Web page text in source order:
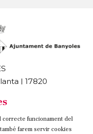
| 17820
Contacteu
funcionament del
farem servir cookies